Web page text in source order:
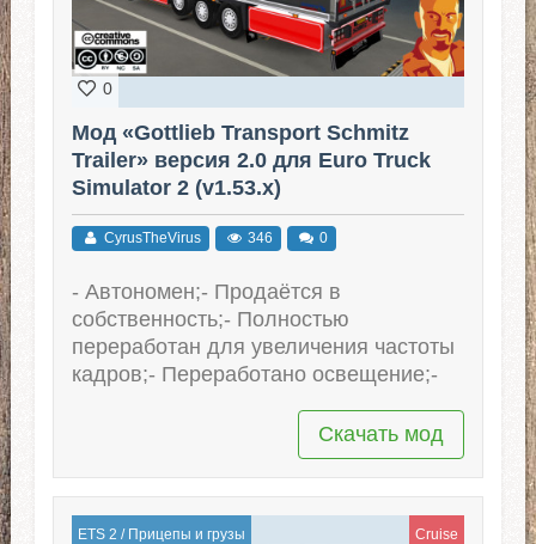
0
Мод «Gottlieb Transport Schmitz
Trailer» версия 2.0 для Euro Truck
Simulator 2 (v1.53.x)
CyrusTheVirus 346 0
- Автономен;- Продаётся в
собственность;- Полностью
переработан для увеличения частоты
кадров;- Переработано освещение;-
Скачать мод
ETS 2 / Прицепы и грузы Cruise